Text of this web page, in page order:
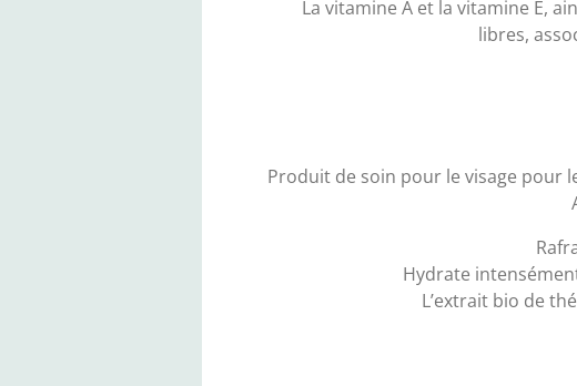
La vitamine A et la vitamine E,
libres,
Produit de soin pour le visage pour
Hydrate
L’extrait bio de